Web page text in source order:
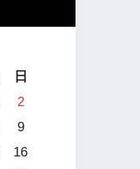
日
2
9
16